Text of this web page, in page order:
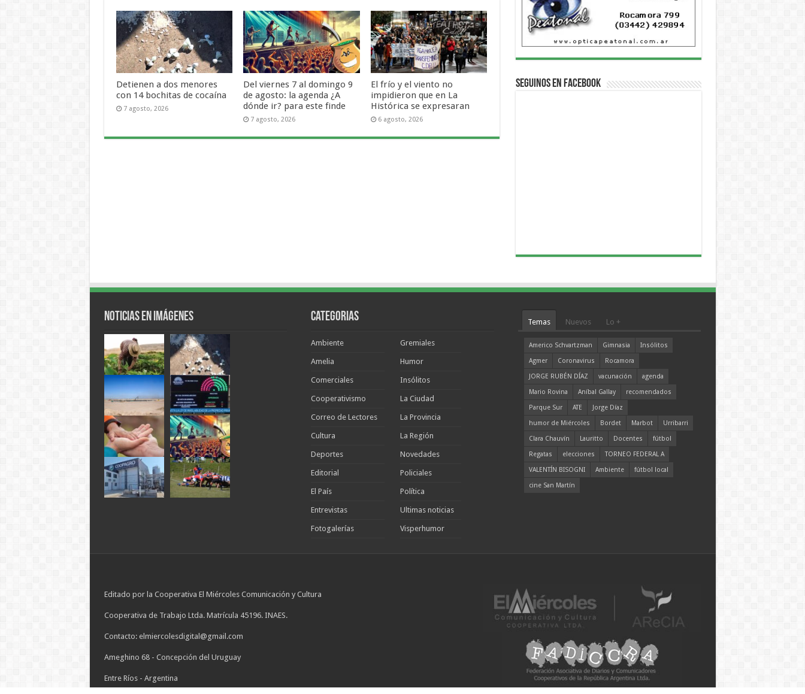
Detienen a dos menores
con 14 bochitas de cocaína
7 agosto, 2026
Del viernes 7 al domingo 9
de agosto: la agenda ¿A
dónde ir? para este finde
7 agosto, 2026
El frío y el viento no
impidieron que en La
Histórica se expresaran
6 agosto, 2026
Seguinos en Facebook
Noticias en Imágenes Categorias
Ambiente
Amelia
Comerciales
Cooperativismo
Correo de Lectores
Cultura
Deportes
Editorial
El País
Entrevistas
Fotogalerías
Gremiales
Humor
Insólitos
La Ciudad
La Provincia
La Región
Novedades
Policiales
Política
Ultimas noticias
Visperhumor
Temas Nuevos Lo +
Americo Schvartzman Gimnasia
Insólitos
Agmer
Coronavirus
Rocamora
JORGE RUBÉN DÍAZ
vacunación
agenda
Mario Rovina
Aníbal Gallay
recomendados
Parque Sur
ATE
Jorge Díaz
humor de Miércoles
Bordet Marbot
Urribarri
Clara Chauvín
Lauritto Docentes
fútbol
Regatas
elecciones
TORNEO FEDERAL A
VALENTÍN BISOGNI
Ambiente
fútbol local
cine San Martín
Editado por la Cooperativa El Miércoles Comunicación y Cultura
Cooperativa de Trabajo Ltda. Matrícula 45196. INAES.
Contacto: elmiercolesdigital@gmail.com
Ameghino 68 - Concepción del Uruguay
Entre Ríos - Argentina